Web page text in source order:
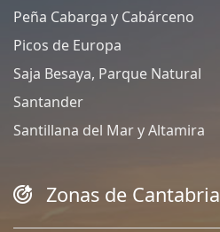
Peña Cabarga y Cabárceno
Picos de Europa
Saja Besaya, Parque Natural
Santander
Santillana del Mar y Altamira
Zonas de Cantabria